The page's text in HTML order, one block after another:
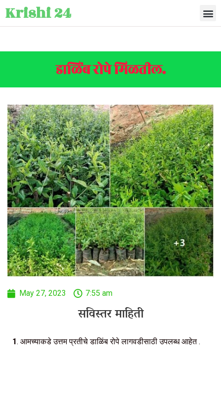
Krishi 24
डाळिंब रोपे मिळतील.
May 27, 2023 7:55 am
सविस्तर माहिती
1. आमच्याकडे उत्तम प्रतीचे डाळिंब रोपे लागवडीसाठी उपलब्ध आहेत .